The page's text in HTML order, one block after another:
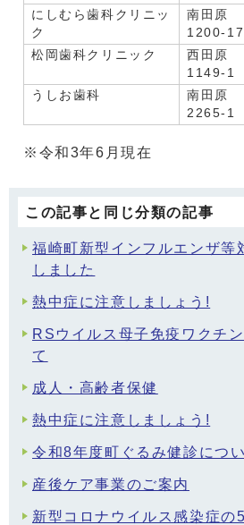
にしむら歯科クリニッ
ク
南田原
1200-17
松岡歯科クリニック
西田原
1149-1
うしお歯科
南田原
2265-1
※令和3年6月現在
この記事と同じ分類の記事
福崎町新型インフルエンザ等
しました
熱中症に注意しましょう!
RSウイルス母子免疫ワクチ
て
成人・高齢者保健
熱中症に注意しましょう!
令和8年度町ぐるみ健診につ
産後ケア事業のご案内
新型コロナウイルス感染症の